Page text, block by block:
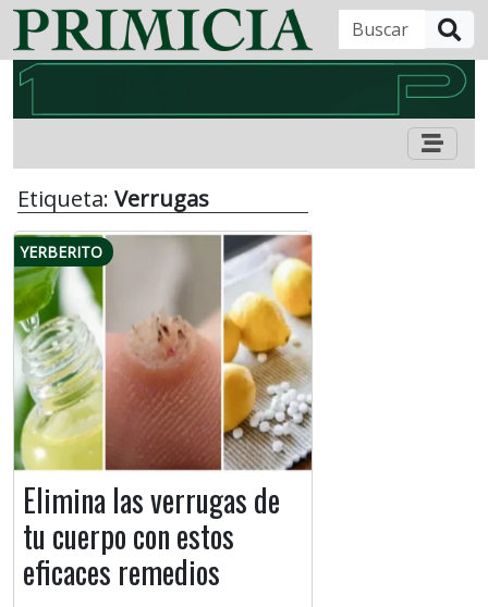
Etiqueta: Verrugas
YERBERITO
Elimina las verrugas de
tu cuerpo con estos
eficaces remedios